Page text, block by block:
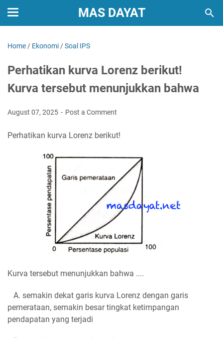
MAS DAYAT
Home / Ekonomi /Soal IPS
Perhatikan kurva Lorenz berikut!
Kurva tersebut menunjukkan bahwa
August 07, 2025 Post a Comment
Perhatikan kurva Lorenz berikut!
Kurva tersebut menunjukkan bahwa ....
A. semakin dekat garis kurva Lorenz dengan garis
pemerataan, semakin besar tingkat ketimpangan
pendapatan yang terjadi